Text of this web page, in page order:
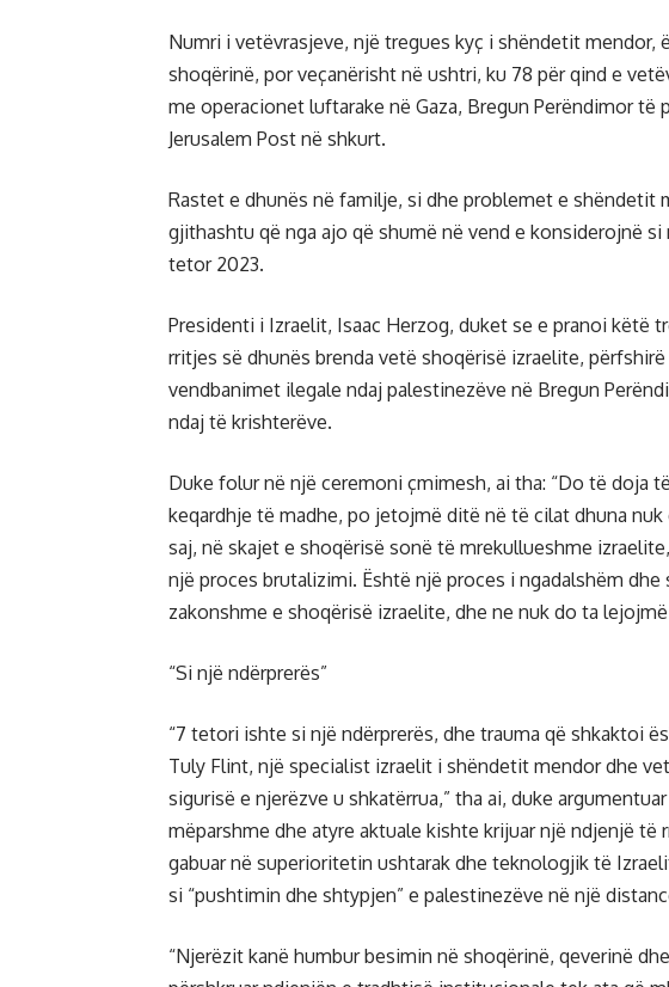
Numri i vetëvrasjeve, një tregues kyç i shëndetit mendor,
shoqërinë, por veçanërisht në ushtri, ku 78 për qind e
me operacionet luftarake në Gaza, Bregun Perëndimor të
Jerusalem Post në shkurt.
Rastet e dhunës në familje, si dhe problemet e shëndetit
gjithashtu që nga ajo që shumë në vend e konsiderojnë
tetor 2023.
Presidenti i Izraelit, Isaac Herzog, duket se e pranoi këtë
rritjes së dhunës brenda vetë shoqërisë izraelite,
vendbanimet ilegale ndaj palestinezëve në Bregun
ndaj të krishterëve.
Duke folur në një ceremoni çmimesh, ai tha: “Do të doja
keqardhje të madhe, po jetojmë ditë në të cilat dhuna
saj, në skajet e shoqërisë sonë të mrekullueshme
një proces brutalizimi. Është një proces i ngadalshëm
zakonshme e shoqërisë izraelite, dhe ne nuk do ta lejojmë
“Si një ndërprerës”
“7 tetori ishte si një ndërprerës, dhe trauma që shkaktoi
Tuly Flint, një specialist izraelit i shëndetit mendor dhe
sigurisë e njerëzve u shkatërrua,” tha ai, duke
mëparshme dhe atyre aktuale kishte krijuar një ndjenjë të
gabuar në superioritetin ushtarak dhe teknologjik të
si “pushtimin dhe shtypjen” e palestinezëve në një
“Njerëzit kanë humbur besimin në shoqërinë, qeverinë